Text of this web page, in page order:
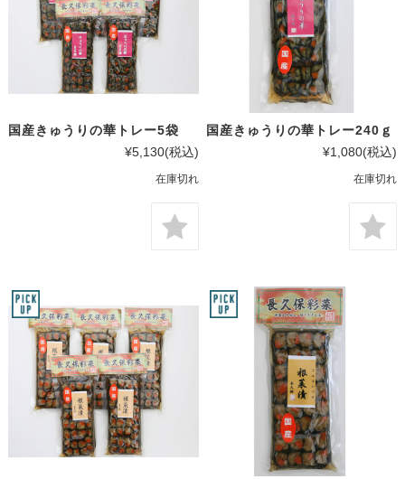
国産きゅうりの華トレー5袋
¥5,130(税込)
在庫切れ
国産きゅうりの華トレー240ｇ
¥1,080(税込)
在庫切れ